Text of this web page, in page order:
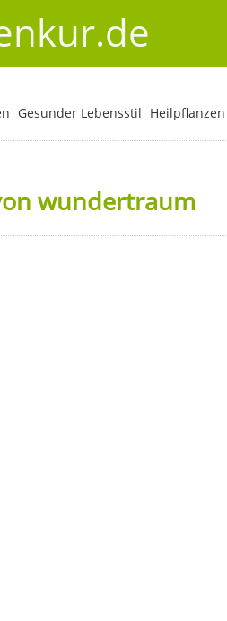
Gesunder Lebensstil Heilpflanzen
wundertraum